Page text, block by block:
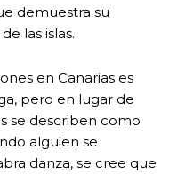
demuestra su
las islas.
en Canarias es
pero en lugar de
se describen como
alguien se
danza, se cree que